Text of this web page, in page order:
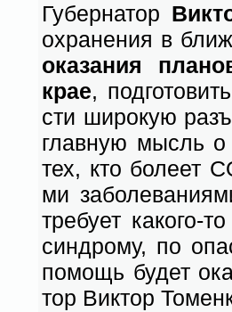
Гу­бер­на­тор
охра­не­ния в
ока­за­ния
крае,
сти ши­ро­кую
глав­ную мысль
тех, кто бо­ле­ет
ми
тре­бу­ет ка­ко­го-
син­дро­му, по
по­мощь бу­дет
тор Вик­тор